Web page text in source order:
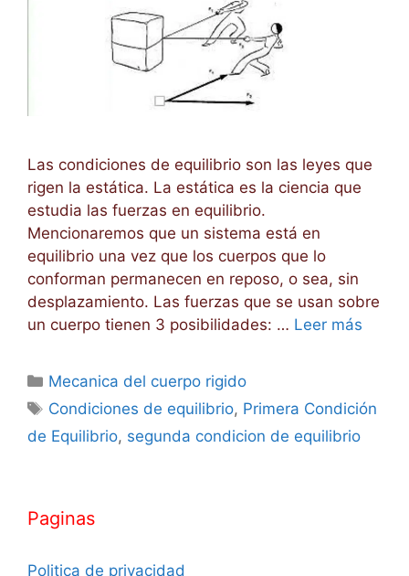
Las condiciones de equilibrio son las leyes que
rigen la estática. La estática es la ciencia que
estudia las fuerzas en equilibrio.
Mencionaremos que un sistema está en
equilibrio una vez que los cuerpos que lo
conforman permanecen en reposo, o sea, sin
desplazamiento. Las fuerzas que se usan sobre
un cuerpo tienen 3 posibilidades: … Leer más
Categorías
Mecanica del cuerpo rigido
Etiquetas
Condiciones de equilibrio, Primera Condición
de Equilibrio, segunda condicion de equilibrio
Paginas
Politica de privacidad